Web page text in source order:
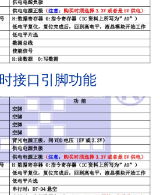
接口引脚功能